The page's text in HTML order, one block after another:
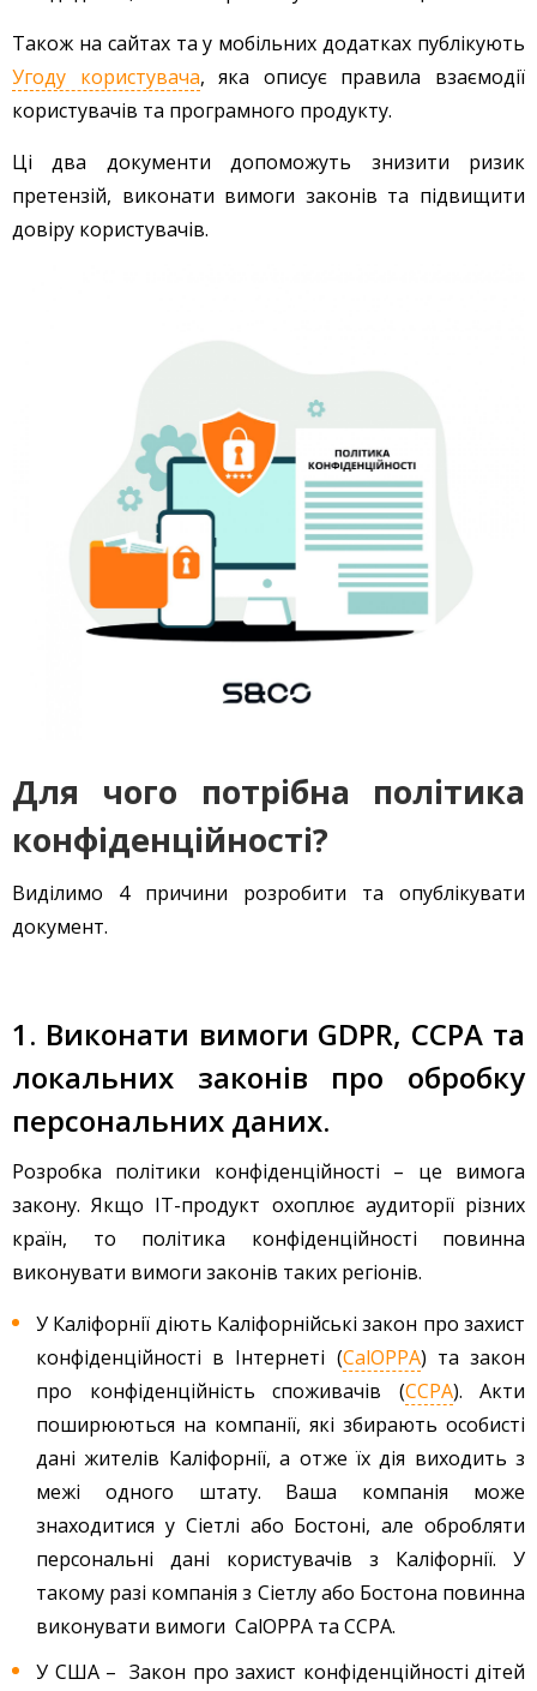
Також на сайтах та у мобільних додатках публікують
Угоду користувача, яка описує правила взаємодії
користувачів та програмного продукту.
Ці два документи допоможуть знизити ризик
претензій, виконати вимоги законів та підвищити
довіру користувачів.
Для чого потрібна політика
конфіденційності?
Виділимо 4 причини розробити та опублікувати
документ.
1. Виконати вимоги GDPR, CCPA та
локальних законів про обробку
персональних даних.
Розробка політики конфіденційності – це вимога
закону. Якщо IT-продукт охоплює аудиторії різних
країн, то політика конфіденційності повинна
виконувати вимоги законів таких регіонів.
У Каліфорнії діють Каліфорнійські закон про захист
конфіденційності в Інтернеті (CalOPPA) та закон
про конфіденційність споживачів (CCPA). Акти
поширюються на компанії, які збирають особисті
дані жителів Каліфорнії, а отже їх дія виходить з
межі одного штату. Ваша компанія може
знаходитися у Сіетлі або Бостоні, але обробляти
персональні дані користувачів з Каліфорнії. У
такому разі компанія з Сіетлу або Бостона повинна
виконувати вимоги CalOPPA та CCPA.
У США – Закон про захист конфіденційності дітей